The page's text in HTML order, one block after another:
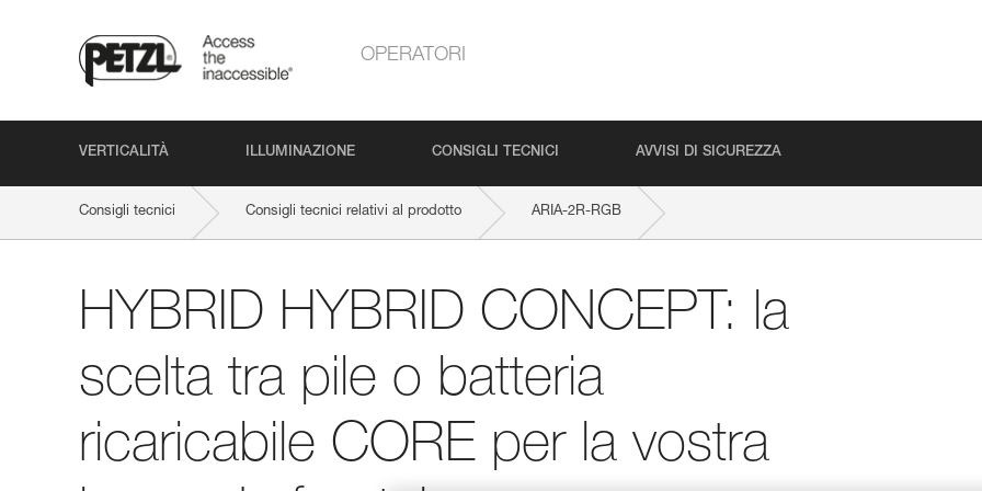
OPERATORI
VERTICALITÀ ILLUMINAZIONE CONSIGLI TECNICI AVVISI DI SICUREZZA
Consigli tecnici Consigli tecnici relativi al prodotto ARIA-2R-RGB
HYBRID HYBRID CONCEPT: la
scelta tra pile o batteria
ricaricabile CORE per la vostra